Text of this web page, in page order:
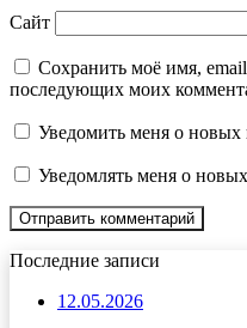
Сайт
Сохранить моё имя, email
последующих моих
Уведомить меня о новых
Уведомлять меня о
Последние записи
12.05.2026